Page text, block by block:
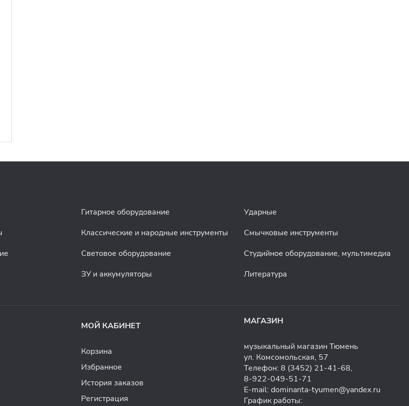
Гитарное оборудование
Ударные
Классические и народные инструменты
Смычковые инструменты
Световое оборудование
Студийное оборудование, мультимедиа
ЗУ и аккумуляторы
Литература
МОЙ КАБИНЕТ
Корзина
Избранное
История заказов
Регистрация
МАГАЗИН
музыкальный магазин Тюмень
ул. Комсомольская, 57
Телефон: 8 (3452) 21-41-68,
8-922-049-51-71
E-mail: dominanta-tyumen@yandex.ru
График работы: